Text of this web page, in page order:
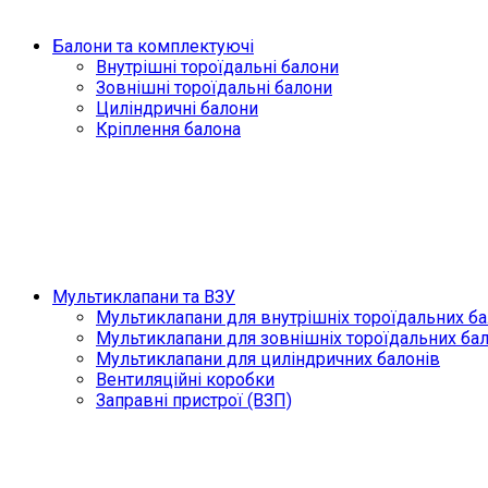
Балони та комплектуючі
Внутрішні тороїдальні балони
Зовнішні тороїдальні балони
Циліндричні балони
Кріплення балона
Мультиклапани та ВЗУ
Мультиклапани для внутрішніх тороїдальних
Мультиклапани для зовнішніх тороїдальних
Мультиклапани для циліндричних балонів
Вентиляційні коробки
Заправні пристрої (ВЗП)